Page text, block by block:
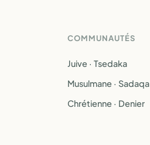
COMMUNAUTÉS
Juive · Tsedaka
Musulmane · Sadaqa
Chrétienne · Denier